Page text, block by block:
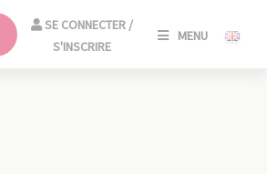
SE CONNECTER /
S'INSCRIRE
MENU